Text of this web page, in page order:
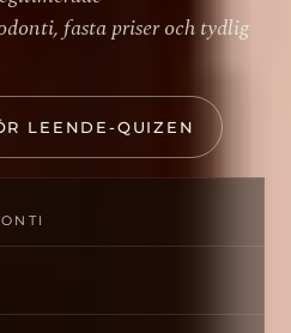
fasta priser och tydlig
LEENDE-QUIZEN